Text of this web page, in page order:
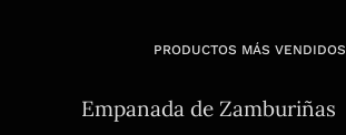
PRODUCTOS MÁS VENDIDOS
Empanada de Zamburiñas